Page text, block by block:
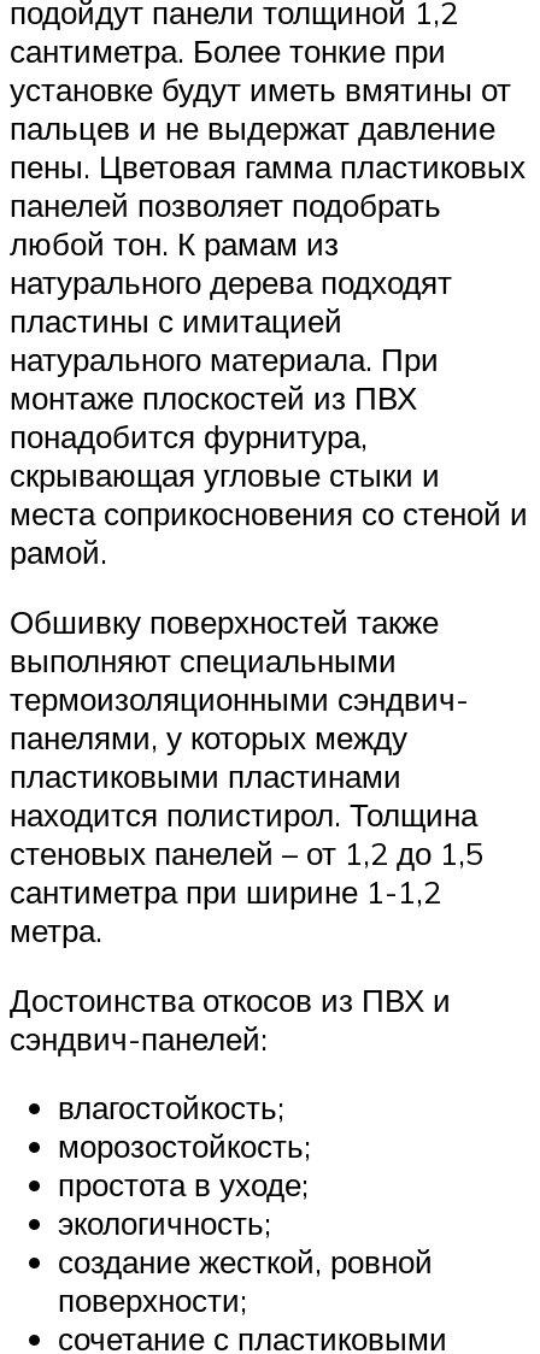
подойдут панели толщиной 1,2
сантиметра. Более тонкие при
установке будут иметь вмятины от
пальцев и не выдержат давление
пены. Цветовая гамма пластиковых
панелей позволяет подобрать
любой тон. К рамам из
натурального дерева подходят
пластины с имитацией
натурального материала. При
монтаже плоскостей из ПВХ
понадобится фурнитура,
скрывающая угловые стыки и
места соприкосновения со стеной и
рамой.
Обшивку поверхностей также
выполняют специальными
термоизоляционными сэндвич-
панелями, у которых между
пластиковыми пластинами
находится полистирол. Толщина
стеновых панелей – от 1,2 до 1,5
сантиметра при ширине 1-1,2
метра.
Достоинства откосов из ПВХ и
сэндвич-панелей:
влагостойкость;
морозостойкость;
простота в уходе;
экологичность;
создание жесткой, ровной
поверхности;
сочетание с пластиковыми